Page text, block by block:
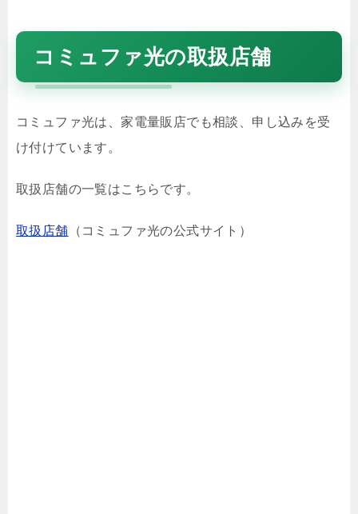
コミュファ光の取扱店舗
コミュファ光は、家電量販店でも相談、申し込みを受
け付けています。
取扱店舗の一覧はこちらです。
取扱店舗 （コミュファ光の公式サイト）